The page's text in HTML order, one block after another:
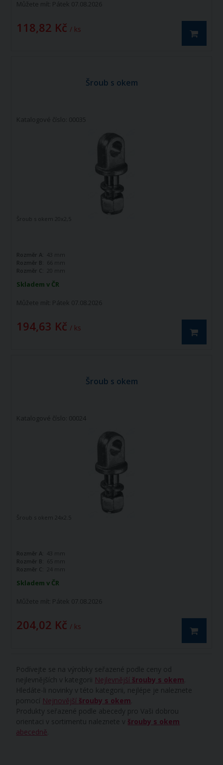
Můžete mít: Pátek 07.08.2026
118,82 Kč / ks
Šroub s okem
Katalogové číslo: 00035
Skladem v ČR
Můžete mít: Pátek 07.08.2026
194,63 Kč / ks
Šroub s okem 20x2,5
Rozměr A:
43 mm
Rozměr B: 66 mm
Rozměr C:
20 mm
Šroub s okem
Katalogové číslo: 00024
Skladem v ČR
Můžete mít: Pátek 07.08.2026
204,02 Kč / ks
Šroub s okem 24x2.5
Rozměr A:
43 mm
Rozměr B: 65 mm
Rozměr C:
24 mm
Podívejte se na výrobky seřazené podle ceny od
nejlevnějších v kategorii Nejlevnější šrouby s okem
Hledáte-li novinky v této kategorii, nejlépe je naleznete
pomocí Nejnovější šrouby s okem
Produkty seřazené podle abecedy pro Vaši dobrou
orientaci v sortimentu naleznete v šrouby s okem
abecedně